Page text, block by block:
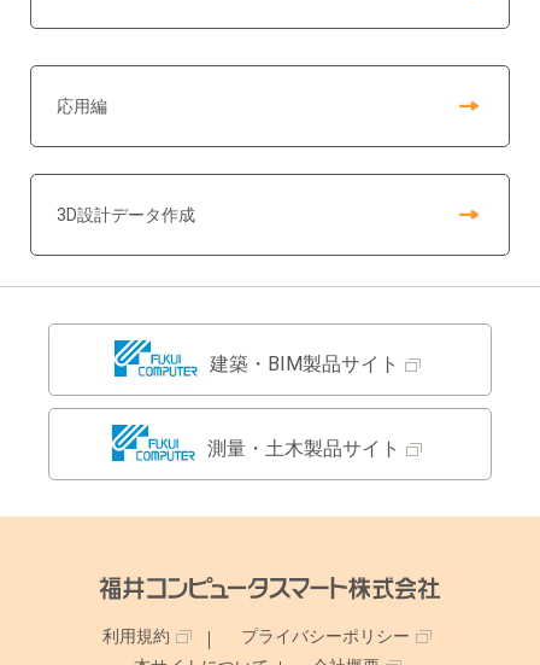
応用編
3D設計データ作成
建築・BIM製品サイト
測量・土木製品サイト
利用規約
プライバシーポリシー